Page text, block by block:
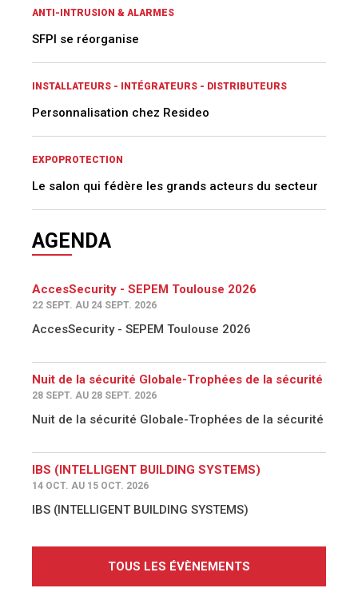
ANTI-INTRUSION & ALARMES
SFPI se réorganise
INSTALLATEURS - INTÉGRATEURS - DISTRIBUTEURS
Personnalisation chez Resideo
EXPOPROTECTION
Le salon qui fédère les grands acteurs du secteur
AGENDA
AccesSecurity - SEPEM Toulouse 2026
22 SEPT. AU 24 SEPT. 2026
AccesSecurity - SEPEM Toulouse 2026
Nuit de la sécurité Globale-Trophées de la sécurité
28 SEPT. AU 28 SEPT. 2026
Nuit de la sécurité Globale-Trophées de la sécurité
IBS (INTELLIGENT BUILDING SYSTEMS)
14 OCT. AU 15 OCT. 2026
IBS (INTELLIGENT BUILDING SYSTEMS)
TOUS LES ÉVÈNEMENTS